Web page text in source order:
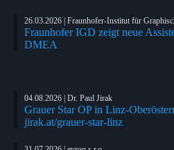
26.03.2026 | Fraunhofer-Institut für
Fraunhofer IGD zeigt neue
DMEA
04.08.2026 | Dr. Paul Jirak
Grauer Star OP in Linz-
jirak.at/grauer-star-linz